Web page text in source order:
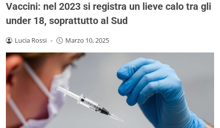
Vaccini: nel 2023 si registra un lieve calo tra gli
under 18, soprattutto al Sud
Lucia Rossi - Marzo 10, 2025